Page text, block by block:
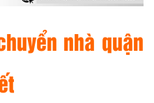
nhà quận